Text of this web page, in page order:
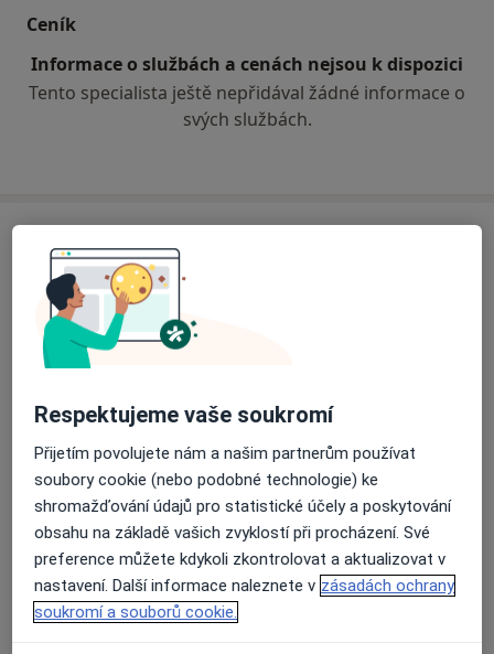
Ceník
Informace o službách a cenách nejsou k dispozici
Tento specialista ještě nepřidával žádné informace o
svých službách.
Adresa
ÚSTECKÁ POLIKLINIKA, s.r.o. -
EUROCLINICUM a.s.
Masarykova 92,
Labem
se otevře v nové záložce
Dostupnost
Na této adrese online kalendář není aktivní
Co mám v takové situaci udělat?
Více
Respektujeme vaše soukromí
Přijetím povolujete nám a našim partnerům používat
soubory cookie (nebo podobné technologie) ke
shromažďování údajů pro statistické účely a poskytování
obsahu na základě vašich zvyklostí při procházení. Své
preference můžete kdykoli zkontrolovat a aktualizovat v
nastavení. Další informace naleznete v zásadách ochrany
soukromí a souborů cookie.